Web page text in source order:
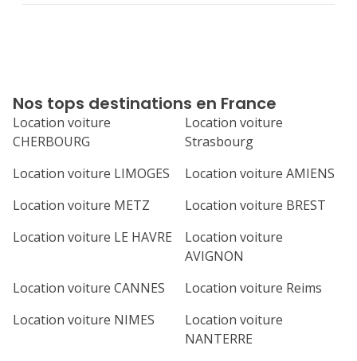
Nos tops destinations en France
Location voiture
CHERBOURG
Location voiture
Strasbourg
Location voiture LIMOGES
Location voiture AMIENS
Location voiture METZ
Location voiture BREST
Location voiture LE HAVRE
Location voiture
AVIGNON
Location voiture CANNES
Location voiture Reims
Location voiture NIMES
Location voiture
NANTERRE